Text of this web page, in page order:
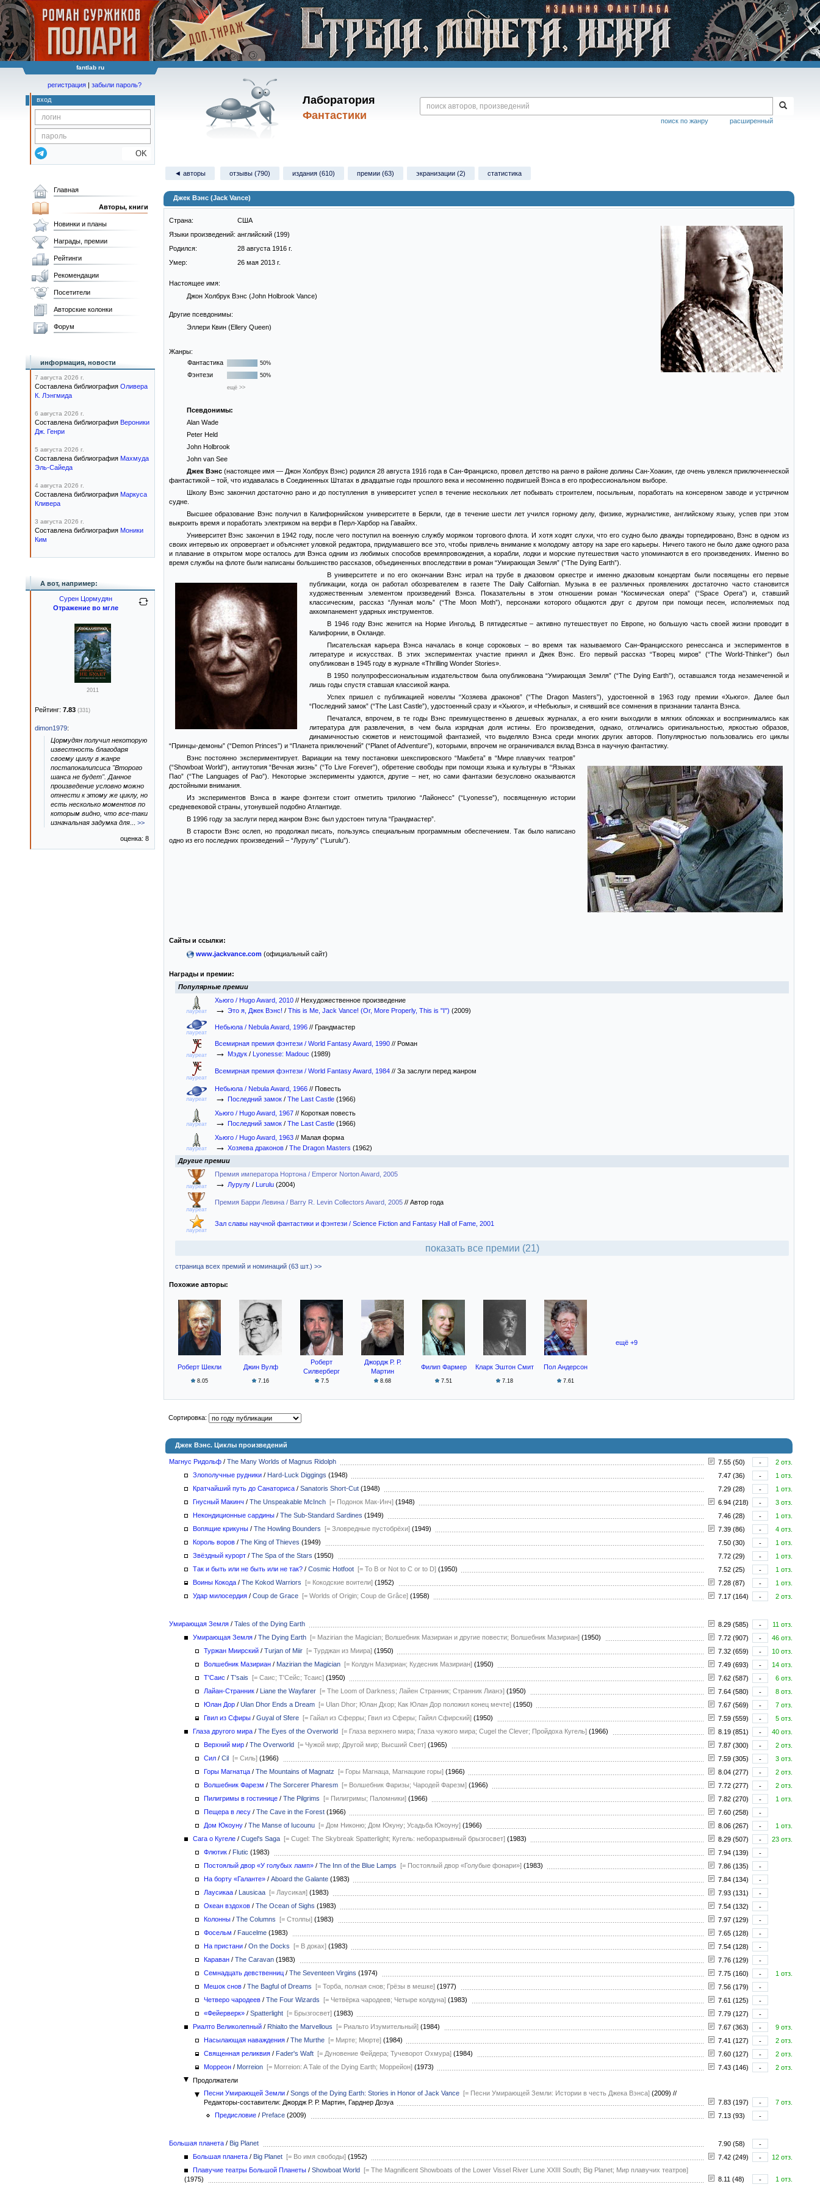
fantlab ru
Лаборатория
Фантастики
расширенный
поиск по жанру
регистрация | забыли пароль?
вход
OK
◄ авторы отзывы (790) издания (610) премии (63) экранизации (2) статистика
Джек Вэнс (Jack Vance)
Страна:
США
Языки произведений: английский (199)
Родился:
28 августа 1916 г.
Умер:
26 мая 2013 г.
Настоящее имя:
Джон Холбрук Вэнс (John Holbrook Vance)
Другие псевдонимы:
Эллери Квин (Ellery Queen)
Жанры:
Фантастика
50%
Фэнтези
50%
ещё >>
Псевдонимы:
Alan Wade
Peter Held
John Holbrook
John van See
Джек Вэнс(настоящее имя — Джон Холбрук Вэнс) родился 28 августа 1916 года в Сан-Франциско, провел детство на ранчо в районе долины Сан-Хоакин, где очень увлекся приключенческой
фантастикой – той, что издавалась в Соединенных Штатах в двадцатые годы прошлого века и несомненно подвигшей Вэнса в его профессиональном выборе.
Школу Вэнс закончил достаточно рано и до поступления в университет успел в течение нескольких лет побывать строителем, посыльным, поработать на консервном заводе и устричном
судне.
Высшее образование Вэнс получил в Калифорнийском университете в Беркли, где в течение шести лет учился горному делу, физике, журналистике, английскому языку, успев при этом
выкроить время и поработать электриком на верфи в Перл-Харбор на Гавайях.
Университет Вэнс закончил в 1942 году, после чего поступил на военную службу моряком торгового флота. И хотя ходят слухи, что его судно было дважды торпедировано, Вэнс в одном из
своих интервью их опровергает и объясняет уловкой редактора, придумавшего все это, чтобы привлечь внимание к молодому автору на заре его карьеры. Ничего такого не было даже одного раза
и плавание в открытом море осталось для Вэнса одним из любимых способов времяпровождения, а корабли, лодки и морские путешествия часто упоминаются в его произведениях. Именно во
время службы на флоте были написаны большинство рассказов, объединенных впоследствии в роман “Умирающая Земля” (“The Dying Earth”).
В университете и по его окончании Вэнс играл на трубе в джазовом оркестре и именно джазовым концертам были посвящены его первые
публикации, когда он работал обозревателем в газете The Daily Californian. Музыка в ее различных проявлениях достаточно часто становится
художественным элементом произведений Вэнса. Показательны в этом отношении роман “Космическая опера” (“Space Opera”) и, ставший
классическим, рассказ “Лунная моль” (“The Moon Moth”), персонажи которого общаются друг с другом при помощи песен, исполняемых под
аккомпанемент ударных инструментов.
В 1946 году Вэнс женится на Норме Ингольд. В пятидесятые – активно путешествует по Европе, но большую часть своей жизни проводит в
Калифорнии, в Окланде.
Писательская карьера Вэнса началась в конце сороковых – во время так называемого Сан-Францисского ренессанса и экспериментов в
литературе и искусствах. В этих экспериментах участие принял и Джек Вэнс. Его первый рассказ “Творец миров” (“The World-Thinker”) был
опубликован в 1945 году в журнале «Thrilling Wonder Stories».
В 1950 полупрофессиональным издательством была опубликована “Умирающая Земля” (“The Dying Earth”), оставшаяся тогда незамеченной и
лишь годы спустя ставшая классикой жанра.
Успех пришел с публикацией новеллы “Хозяева драконов” (“The Dragon Masters”), удостоенной в 1963 году премии «Хьюго». Далее был
“Последний замок” (“The Last Castle”), удостоенный сразу и «Хьюго», и «Небьюлы», и снявший все сомнения в признании таланта Вэнса.
Печатался, впрочем, в те годы Вэнс преимущественно в дешевых журналах, а его книги выходили в мягких обложках и воспринимались как
литература для развлечения, в чем была изрядная доля истины. Его произведения, однако, отличались оригинальностью, яркостью образов,
динамичностью сюжетов и неистощимой фантазией, что выделяло Вэнса среди многих других авторов. Популярностью пользовались его циклы
“Принцы-демоны” (“Demon Princes”) и “Планета приключений” (“Planet of Adventure”), которыми, впрочем не ограничивался вклад Вэнса в научную фантастику.
Вэнс постоянно экспериментирует. Вариации на тему постановки шекспировского “Макбета” в “Мире плавучих театров”
(“Showboat World”), антиутопия “Вечная жизнь” (“To Live Forever”), обретение свободы при помощи языка и культуры в “Языках
Пао” (“The Languages of Pao”). Некоторые эксперименты удаются, другие – нет, но сами фантазии безусловно оказываются
достойными внимания.
Из экспериментов Вэнса в жанре фэнтези стоит отметить трилогию “Лайонесс” (“Lyonesse”), посвященную истории
средневековой страны, утонувшей подобно Атлантиде.
В 1996 году за заслуги перед жанром Вэнс был удостоен титула “Грандмастер”.
В старости Вэнс ослеп, но продолжал писать, пользуясь специальным программным обеспечением. Так было написано
одно из его последних произведений – “Лурулу” (“Lurulu”).
Сайты и ссылки:
www.jackvance.com (официальный сайт)
Награды и премии:
Популярные премии
лауреат
Хьюго / Hugo Award, 2010 // Нехудожественное произведение
→ Это я, Джек Вэнс! / This is Me, Jack Vance! (Or, More Properly, This is "I") (2009)
лауреат
Небьюла / Nebula Award, 1996 // Грандмастер
лауреат
Всемирная премия фэнтези / World Fantasy Award, 1990 // Роман
→ Мэдук / Lyonesse: Madouc (1989)
лауреат
Всемирная премия фэнтези / World Fantasy Award, 1984 // За заслуги перед жанром
лауреат
Небьюла / Nebula Award, 1966 // Повесть
→ Последний замок / The Last Castle (1966)
лауреат
Хьюго / Hugo Award, 1967 // Короткая повесть
→ Последний замок / The Last Castle (1966)
лауреат
Хьюго / Hugo Award, 1963 // Малая форма
→ Хозяева драконов / The Dragon Masters (1962)
Другие премии
лауреат
Премия императора Нортона / Emperor Norton Award, 2005
→ Лурулу / Lurulu (2004)
лауреат
Премия Барри Левина / Barry R. Levin Collectors Award, 2005 // Автор года
лауреат
Зал славы научной фантастики и фэнтези / Science Fiction and Fantasy Hall of Fame, 2001
показать все премии (21)
страница всех премий и номинаций (63 шт.) >>
Похожие авторы:
Роберт Шекли
8.05
Джин Вулф
7.16
Роберт
Силверберг
7.5
Джордж Р. Р.
Мартин
8.68
Филип Фармер
7.51
Кларк Эштон Смит
7.18
Пол Андерсон
7.61
ещё +9
Сортировка:
Джек Вэнс. Циклы произведений
Магнус Ридольф / The Many Worlds of Magnus Ridolph 7.55 (50) -
2 отз.
Злополучные рудники / Hard-Luck Diggings (1948) 7.47 (36) -
1 отз.
Кратчайший путь до Санаториса / Sanatoris Short-Cut (1948) 7.29 (28) -
1 отз.
Гнусный Макинч / The Unspeakable McInch [= Подонок Мак-Инч] (1948) 6.94 (218) -
3 отз.
Некондиционные сардины / The Sub-Standard Sardines (1949) 7.46 (28) -
1 отз.
Вопящие крикуны / The Howling Bounders [= Зловредные пустобрёхи] (1949) 7.39 (86) -
4 отз.
Король воров / The King of Thieves (1949) 7.50 (30) -
1 отз.
Звёздный курорт / The Spa of the Stars (1950) 7.72 (29) -
1 отз.
Так и быть или не быть или не так? / Cosmic Hotfoot [= To B or Not to C or to D] (1950) 7.52 (25) -
1 отз.
Воины Кокода / The Kokod Warriors [= Кокодские воители] (1952) 7.28 (87) -
1 отз.
Удар милосердия / Coup de Grace [= Worlds of Origin; Coup de Grâce] (1958) 7.17 (164) - 2 отз.
Умирающая Земля / Tales of the Dying Earth 8.29 (585) -
11 отз.
Умирающая Земля / The Dying Earth [= Mazirian the Magician; Волшебник Мазириан и другие повести; Волшебник Мазириан] (1950) 7.72 (907) -
46 отз.
Туржан Миирский / Turjan of Miir [= Турджан из Миира] (1950) 7.32 (659) -
10 отз.
Волшебник Мазириан / Mazirian the Magician [= Колдун Мазириан; Кудесник Мазириан] (1950) 7.49 (693) -
14 отз.
Т'Саис / T'sais [= Саис; Т'Сейс; Тсаис] (1950) 7.62 (587) -
6 отз.
Лайан-Странник / Liane the Wayfarer [= The Loom of Darkness; Лайен Странник; Странник Лианэ] (1950) 7.64 (580) -
8 отз.
Юлан Дор / Ulan Dhor Ends a Dream [= Ulan Dhor; Юлан Дхор; Как Юлан Дор положил конец мечте] (1950) 7.67 (569) -
7 отз.
Гвил из Сфиры / Guyal of Sfere [= Гайал из Сферры; Гвил из Сферы; Гайял Сфирский] (1950) 7.59 (559) -
5 отз.
Глаза другого мира / The Eyes of the Overworld [= Глаза верхнего мира; Глаза чужого мира; Cugel the Clever; Пройдоха Кугель] (1966) 8.19 (851) -
40 отз.
Верхний мир / The Overworld [= Чужой мир; Другой мир; Высший Свет] (1965) 7.87 (300) -
2 отз.
Сил / Cil [= Силь] (1966) 7.59 (305) -
3 отз.
Горы Магнатца / The Mountains of Magnatz [= Горы Магнаца, Магнацкие горы] (1966) 8.04 (277) -
2 отз.
Волшебник Фарезм / The Sorcerer Pharesm [= Волшебник Фаризы; Чародей Фарезм] (1966) 7.72 (277) -
2 отз.
Пилигримы в гостинице / The Pilgrims [= Пилигримы; Паломники] (1966) 7.82 (270) -
1 отз.
Пещера в лесу / The Cave in the Forest (1966) 7.60 (258)
-
Дом Юкоуну / The Manse of Iucounu [= Дом Никоню; Дом Юкуну; Усадьба Юкоуну] (1966) 8.06 (267) -
1 отз.
Сага о Кугеле / Cugel's Saga [= Cugel: The Skybreak Spatterlight; Кугель: неборазрывный брызгосвет] (1983) 8.29 (507) -
23 отз.
Флютик / Flutic (1983) 7.94 (139)
-
Постоялый двор «У голубых ламп» / The Inn of the Blue Lamps [= Постоялый двор «Голубые фонари»] (1983) 7.86 (135)
-
На борту «Галанте» / Aboard the Galante (1983) 7.84 (134)
-
Лаусикаа / Lausicaa [= Лаусикая] (1983) 7.93 (131)
-
Океан вздохов / The Ocean of Sighs (1983) 7.54 (132)
-
Колонны / The Columns [= Столпы] (1983) 7.97 (129)
-
Фосельм / Faucelme (1983) 7.65 (128)
-
На пристани / On the Docks [= В доках] (1983) 7.54 (128)
-
Караван / The Caravan (1983) 7.76 (129)
-
Семнадцать девственниц / The Seventeen Virgins (1974) 7.75 (160) -
1 отз.
Мешок снов / The Bagful of Dreams [= Торба, полная снов; Грёзы в мешке] (1977) 7.56 (179)
-
Четверо чародеев / The Four Wizards [= Четвёрка чародеев; Четыре колдуна] (1983) 7.61 (125)
-
«Фейерверк» / Spatterlight [= Брызгосвет] (1983) 7.79 (127)
-
Риалто Великолепный / Rhialto the Marvellous [= Риальто Изумительный] (1984) 7.67 (363) -
9 отз.
Насылающая наваждения / The Murthe [= Мирте; Мюрте] (1984) 7.41 (127) -
2 отз.
Священная реликвия / Fader's Waft [= Дуновение Фейдера; Тучеворот Охмура] (1984) 7.60 (127) -
2 отз.
Морреон / Morreion [= Morreion: A Tale of the Dying Earth; Моррейон] (1973) 7.43 (146) -
2 отз.
Продолжатели
Песни Умирающей Земли / Songs of the Dying Earth: Stories in Honor of Jack Vance [= Песни Умирающей Земли: Истории в честь Джека Вэнса] (2009) //
Редакторы-составители: Джордж Р. Р. Мартин, Гарднер Дозуа
7.83 (197) -
7 отз.
Предисловие / Preface (2009) 7.13 (93) -
Большая планета / Big Planet 7.90 (58)
-
Большая планета / Big Planet [= Во имя свободы] (1952) 7.42 (249) -
12 отз.
Плавучие театры Большой Планеты / Showboat World [= The Magnificent Showboats of the Lower Vissel River Lune XXIII South; Big Planet; Мир плавучих театров]
(1975)
8.11 (48) - 1 отз.
Главная
Авторы, книги
Новинки и планы
Награды, премии
Рейтинги
Рекомендации
Посетители
Авторские колонки
Форум
информация, новости
7 августа 2026 г.
Составлена библиография Оливера
К. Лэнгмида
6 августа 2026 г.
Составлена библиография Вероники
Дж. Генри
5 августа 2026 г.
Составлена библиография Махмуда
Эль-Сайеда
4 августа 2026 г.
Составлена библиография Маркуса
Кливера
3 августа 2026 г.
Составлена библиография Моники
Ким
А вот, например:
Сурен Цормудян
Отражение во мгле
2011
Рейтинг: 7.83 (331)
dimon1979:
Цормудян получил некоторую
известность благодаря
своему циклу в жанре
постапокалипсиса "Второго
шанса не будет". Данное
произведение условно можно
отнести к этому же циклу, но
есть несколько моментов по
которым видно, что все-таки
изначальная задумка для
>>
оценка: 8